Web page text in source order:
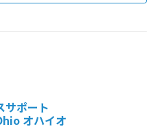
サポート
オハイオ